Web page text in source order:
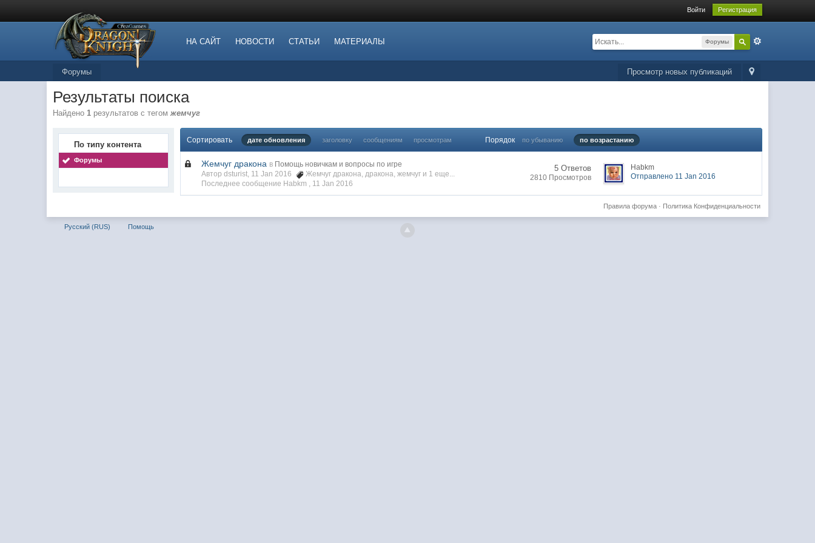
Войти Регистрация
НА САЙТ НОВОСТИ СТАТЬИ МАТЕРИАЛЫ Форумы
Просмотр новых публикаций
Форумы
Результаты поиска
Найдено1 результатов с тегомжемчуг
По типу контента
Форумы
Сортировать дате обновления заголовку сообщениям просмотрам Порядок по убыванию по возрастанию
Жемчуг дракона в Помощь новичкам и вопросы по игре
Автор dsturist, 11 Jan 2016
Жемчуг дракона,дракона,жемчуг и 1 еще...
Последнее сообщение Habkm , 11 Jan 2016
5 Ответов
2810 Просмотров
Habkm
Отправлено 11 Jan 2016
Политика Конфиденциальности
Правила форума·
Русский (RUS) Помощь